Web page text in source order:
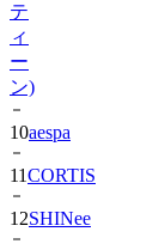
テ
ィ
ー
ン)
10aespa
11CORTIS
12SHINee